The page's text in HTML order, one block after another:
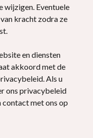
wijzigen. Eventuele
kracht zodra ze
en diensten
akkoord met de
Als u
ons privacybeleid
contact met ons op